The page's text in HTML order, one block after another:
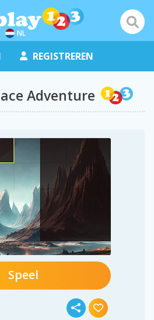
NL
REGISTREREN
Adventure
Speel